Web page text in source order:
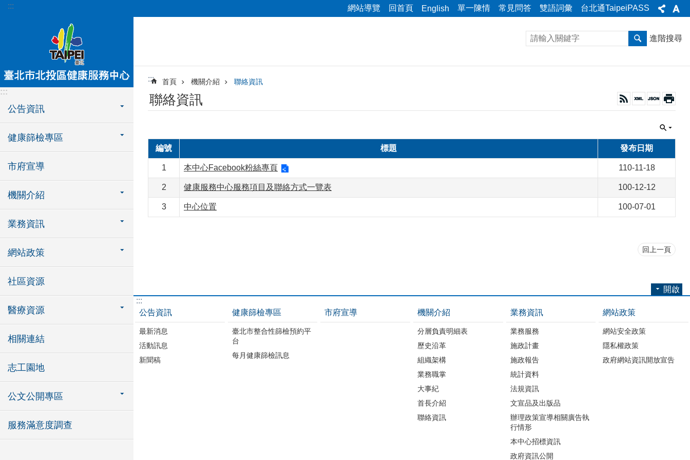
跳到主要內容區塊
::: 網站導覽 回首頁 English 單一陳情 常見問答 雙語詞彙 台北通TaipeiPASS
:::
公告資訊
健康篩檢專區
市府宣導
機關介紹
業務資訊
網站政策
社區資源
醫療資源
相關連結
志工園地
公文公開專區
服務滿意度調查
進階搜尋
::: 首頁 機關介紹 聯絡資訊
聯絡資訊
編號 標題 發布日期
1 本中心Facebook粉絲專頁 110-11-18
2 健康服務中心服務項目及聯絡方式一覽表 100-12-12
3 中心位置 100-07-01
回上一頁
開啟
:::
公告資訊
最新消息
活動訊息
新聞稿
健康篩檢專區
臺北市整合性篩檢預約平
台
每月健康篩檢訊息
市府宣導 機關介紹
分層負責明細表
歷史沿革
組織架構
業務職掌
大事紀
首長介紹
聯絡資訊
業務資訊
業務服務
施政計畫
施政報告
統計資料
法規資訊
文宣品及出版品
辦理政策宣導相關廣告執
行情形
本中心招標資訊
政府資訊公開
網站政策
網站安全政策
隱私權政策
政府網站資訊開放宣告